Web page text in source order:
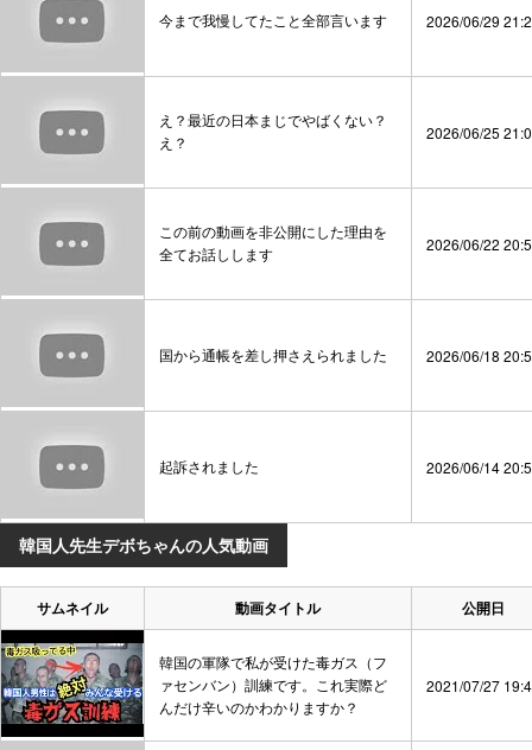
今まで我慢してたこと全部言います 2026/06/29
え？最近の日本まじでやばくない？
え？
2026/06/25
この前の動画を非公開にした理由を
全てお話しします
2026/06/22
国から通帳を差し押さえられました 2026/06/18
起訴されました 2026/06/14
韓国人先生デボちゃんの人気動画
サムネイル 動画タイトル 公開日
韓国の軍隊で私が受けた毒ガス（フ
ァセンバン）訓練です。これ実際ど
んだけ辛いのかわかりますか？
2021/07/27